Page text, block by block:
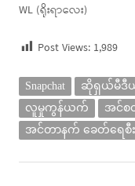
WL (ရိုးရာလေး)
Post Views: 1,989
Snapchat ဆိုရှယ်မီဒီ
လူမှုကွန်ယက်
အင်စ
အင်တာနက် ခေတ်ရေစီး